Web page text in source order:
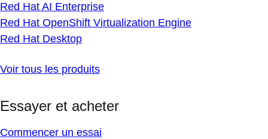
Red Hat AI Enterprise
Red Hat OpenShift Virtualization Engine
Red Hat Desktop
Voir tous les produits
Essayer et acheter
Commencer un essai